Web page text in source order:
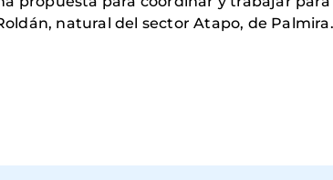
natural del sector Atapo, de Palmira.